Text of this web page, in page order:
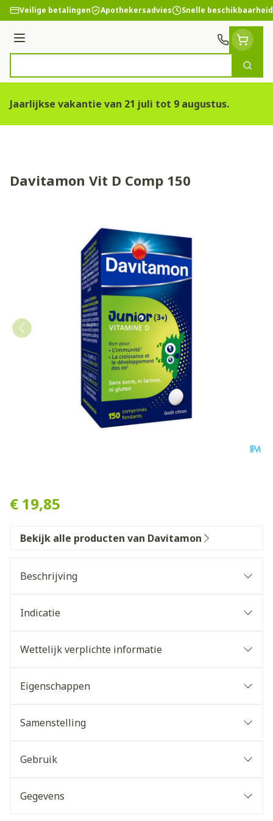
Ga naar de inhoud
Veilige betalingen Apothekersadvies Snelle beschikbaarheid
Menu
Zoek
Jaarlijkse vakantie van 21 juli tot 9 augustus.
Davitamon Vit D Comp 150
€ 19,85
Bekijk alle producten van Davitamon
Beschrijving
Indicatie
Wettelijk verplichte informatie
Eigenschappen
Samenstelling
Gebruik
Gegevens